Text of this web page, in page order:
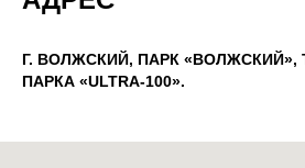
Г. ВОЛЖСКИЙ, ПАРК «ВОЛЖСКИЙ»,
ПАРКА «ULTRA-100».